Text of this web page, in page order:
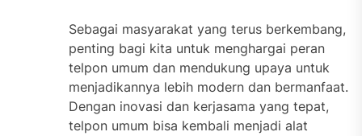
Sebagai masyarakat yang terus berkembang,
penting bagi kita untuk menghargai peran
telpon umum dan mendukung upaya untuk
menjadikannya lebih modern dan bermanfaat.
Dengan inovasi dan kerjasama yang tepat,
telpon umum bisa kembali menjadi alat